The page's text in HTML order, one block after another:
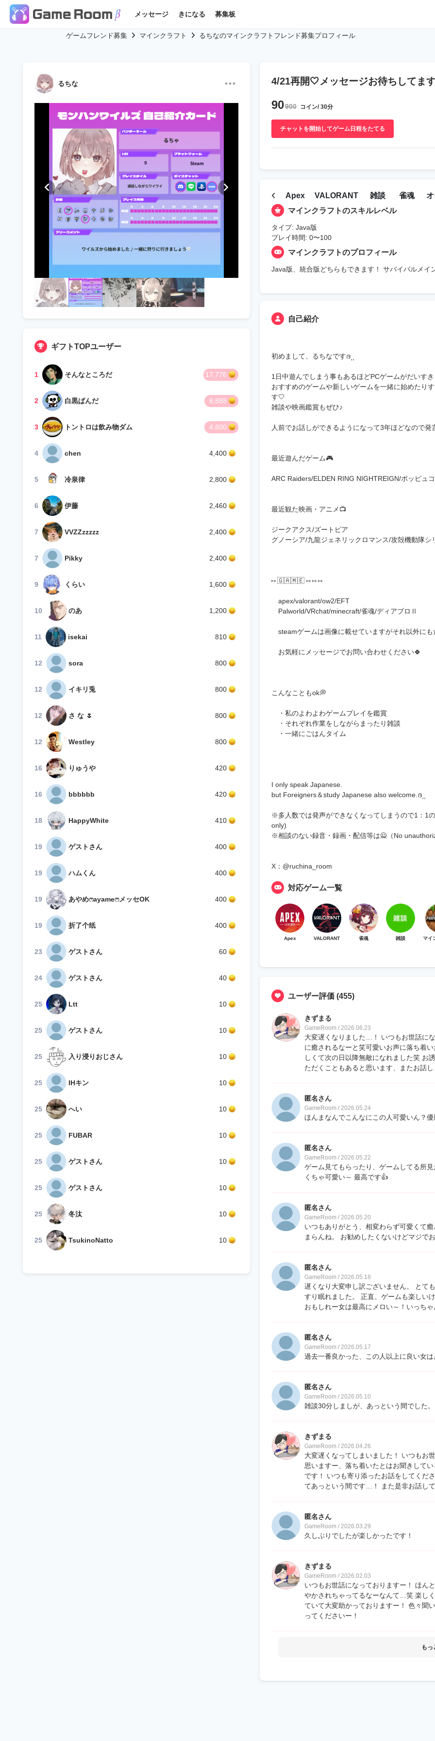
メッセージ きになる 募集板
ゲームフレンド募集 マインクラフト るちなのマインクラフトフレンド募集プロフィール
るちな
ギフトTOPユーザー
1 そんなところだ 17,776
2 白黒ぱんだ 8,888
3 トントロは飲み物ダム 4,800
4 chen 4,400
5 冷泉律 2,800
6 伊藤 2,460
7 VVZZzzzzz 2,400
7 Pikky 2,400
9 くらい 1,600
10 のあ 1,200
11 isekai 810
12 sora 800
12 イキリ兎 800
12 さ な ‎🌷 800
12 Westley 800
16 りゅうや 420
16 bbbbbb 420
18 HappyWhite 410
19 ゲストさん 400
19 ハムくん 400
19 あやめෆ‪ayameෆ‪メッセOK 400
19 折了个纸 400
23 ゲストさん 60
24 ゲストさん 40
25 Ltt 10
25 ゲストさん 10
25 入り浸りおじさん 10
25 IHキン 10
25 へい 10
25 FUBAR 10
25 ゲストさん 10
25 ゲストさん 10
25 冬汰 10
25 TsukinoNatto 10
4/21再開🤍メッセージお待ちしてま
90900 コイン/ 30分
チャットを開始してゲーム日程をたてる
Apex VALORANT 雑談 雀魂
マインクラフトのスキルレベル
タイプ: Java版
プレイ時間: 0〜100
マインクラフトのプロフィール
Java版、統合版どちらもできます！ サバイバルメイ
自己紹介
初めまして、るちなですദ⸒⸒
1日中遊んでしまう事もあるほどPCゲームがだいすき
おすすめのゲームや新しいゲームを一緒に始めたり
す🤍
雑談や映画鑑賞もぜひ♪
人前でお話しができるようになって3年ほどなので
最近遊んだゲーム🎮
ARC Raiders/ELDEN RING NIGHTREIGN/ポッピュ
最近観た映画・アニメ📺
ジークアクス/ズートピア
グノーシア/九龍ジェネリックロマンス/攻殻機動隊シ
​⑅ 🇬​​🇦​​🇲​​🇪 ⑅ ⑅ ⑅
apex/valorant/ow2/EFT
Palworld/VRchat/minecraft/雀魂/ディアブロⅡ
steamゲームは画像に載せていますがそれ以外にも
お気軽にメッセージでお問い合わせください🍀
こんなこともok💭
・私のよわよわゲームプレイを鑑賞
・それぞれ作業をしながらまったり雑談
・一緒にごはんタイム
I only speak Japanese.
but Foreigners＆study Japanese also welcome.ദ⸒⸒
※多人数では発声ができなくなってしまうので1：1
only)
※相談のない録音・録画・配信等は🙅（No
X：@ruchina_room
対応ゲーム一覧
Apex VALORANT 雀魂 雑談 マイ
ユーザー評価 (455)
きずまる
GameRoom / 2026.06.23
大変遅くなりました…！ いつもお世話に
に癒されるなーと笑可愛いお声に落ち着
しくて次の日以降無敵になれました笑 お
ただくこともあると思います、またお話
匿名さん
GameRoom / 2026.05.24
ほんまなんでこんなにこの人可愛いん？優
匿名さん
GameRoom / 2026.05.22
ゲーム見てもらったり、ゲームしてる所
くちゃ可愛い～ 最高です👍
匿名さん
GameRoom / 2026.05.20
いつもありがとう、相変わらず可愛くて
まらんね。 お勧めしたくないけどマジで
匿名さん
GameRoom / 2026.05.18
遅くなり大変申し訳ございません。 とて
すり眠れました。 正直、ゲームも楽しい
おもしれー女は最高にメロい～！いっちゃ
匿名さん
GameRoom / 2026.05.17
過去一番良かった、この人以上に良い女は
匿名さん
GameRoom / 2026.05.10
雑談30分しましが、あっという間でした
きずまる
GameRoom / 2026.04.26
大変遅くなってしまいました！ いつもお
思いますー、落ち着いたとはお聞きして
です！ いつも寄り添ったお話をしてくだ
てあっという間です…！ また是非お話し
匿名さん
GameRoom / 2026.03.29
久しぶりでしたが楽しかったです！
きずまる
GameRoom / 2026.02.03
いつもお世話になっておりますー！ ほん
やかされちゃってるなーなんて…笑 楽し
ていて大変助かっておりますー！ 色々聞
ってくださいー！
もっ